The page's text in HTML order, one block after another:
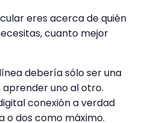
eres acerca de quién
cuanto mejor
debería sólo ser una
uno al otro.
conexión a verdad
o dos como máximo.